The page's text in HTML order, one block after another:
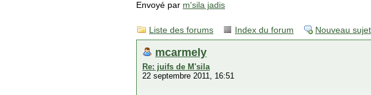
Envoyé par m'sila jadis
Liste des forums Index du forum Nouveau sujet
mcarmely
Re: juifs de M'sila
22 septembre 2011, 16:51